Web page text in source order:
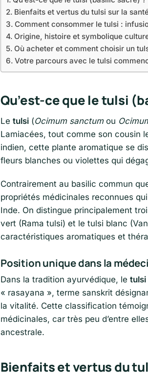
Bienfaits et vertus du tulsi sur la
Comment consommer le tulsi :
Origine, histoire et symbolique
Où acheter et comment choisir un
Votre parcours avec le tulsi
Qu’est-ce que le tulsi
Le tulsi (Ocimum sanctumou
Lamiacées, tout comme son cousin
indien, cette plante aromatique se
fleurs blanches ou violettes qui
Contrairement au basilic commun
propriétés médicinales reconnues
Inde. On distingue principalement
vert (Rama tulsi) et le tulsi blanc
caractéristiques aromatiques et
Position unique dans la
Dans la tradition ayurvédique, le tulsi
« rasayana », terme sanskrit
la vitalité. Cette classification
médicinales, car très peu d’entre
ancestrale.
Bienfaits et vertus du